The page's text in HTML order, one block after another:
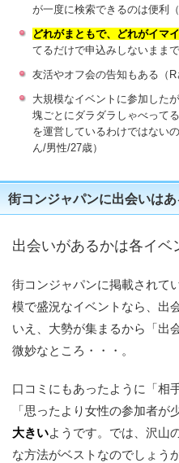
が一度に検索できるのは便利
どれがまともで、どれがイマ
てるだけで申込みしないまま
友活やオフ会の告知もある（R
大規模なイベントに参加した
塊ごとにダラダラしゃべって
を運営しているわけではない
ん/男性/27歳）
街コンジャパンに出会いはあ
出会いがあるかは各イベ
街コンジャパンに掲載されて
模で盛況なイベントなら、出
いえ、大勢が集まるから「出
微妙なところ・・・。
口コミにもあったように「相
「思ったより女性の参加者が
大きいようです。では、沢山
な方法がベストなのでしょう